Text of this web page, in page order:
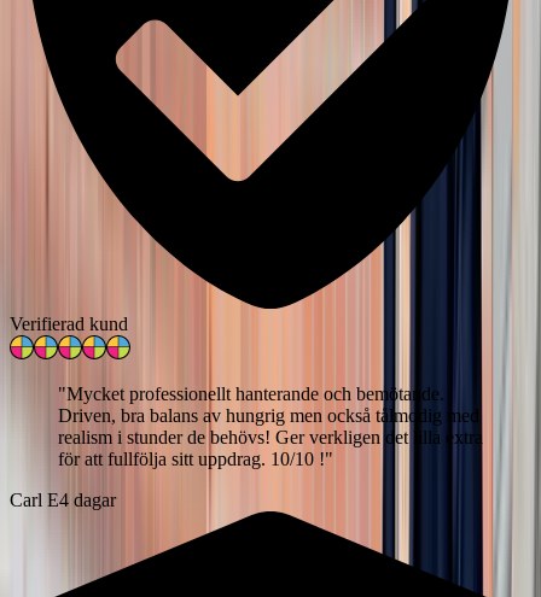
Verifierad kund
"Mycket professionellt hanterande och bemötande.
Driven, bra balans av hungrig men också tålmodig med
realism i stunder de behövs! Ger verkligen det lilla extra
för att fullfölja sitt uppdrag. 10/10 !"
Carl E4 dagar